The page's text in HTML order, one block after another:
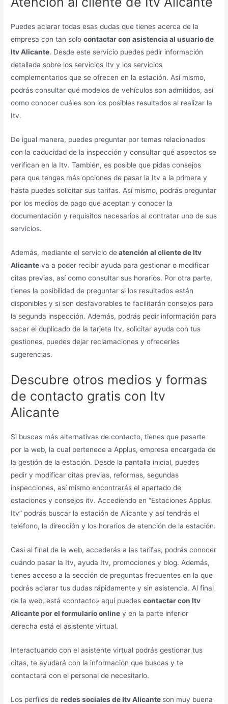
Puedes aclarar todas esas dudas que tienes acerca de la
empresa con tan solocontactar con asistencia al usuario de
Itv Alicante. Desde este servicio puedes pedir información
detallada sobre los servicios Itv y los servicios
complementarios que se ofrecen en la estación. Así mismo,
podrás consultar qué modelos de vehículos son admitidos, así
como conocer cuáles son los posibles resultados al realizar la
Itv.
De igual manera, puedes preguntar por temas relacionados
con la caducidad de la inspección y consultar qué aspectos se
verifican en la Itv. También, es posible que pidas consejos
para que tengas más opciones de pasar la Itv a la primera y
hasta puedes solicitar sus tarifas. Así mismo, podrás preguntar
por los medios de pago que aceptan y conocer la
documentación y requisitos necesarios al contratar uno de sus
servicios.
Además, mediante el servicio deatención al cliente de Itv
Alicante va a poder recibir ayuda para gestionar o modificar
citas previas, así como consultar sus horarios. Por otra parte,
tienes la posibilidad de preguntar si los resultados están
disponibles y si son desfavorables te facilitarán consejos para
la segunda inspección. Además, podrás pedir información para
sacar el duplicado de la tarjeta Itv, solicitar ayuda con tus
gestiones, puedes dejar reclamaciones y ofrecerles
sugerencias.
Descubre otros medios y formas
de contacto gratis con Itv
Alicante
Si buscas más alternativas de contacto, tienes que pasarte
por la web, la cual pertenece a Applus, empresa encargada de
la gestión de la estación. Desde la pantalla inicial, puedes
pedir y modificar citas previas, reformas, segundas
inspecciones, así mismo encontrarás el apartado de
estaciones y consejos itv. Accediendo en “Estaciones Applus
Itv” podrás buscar la estación de Alicante y así tendrás el
teléfono, la dirección y los horarios de atención de la estación.
Casi al final de la web, accederás a las tarifas, podrás conocer
cuándo pasar la Itv, ayuda Itv, promociones y blog. Además,
tienes acceso a la sección de preguntas frecuentes en la que
podrás aclarar tus dudas rápidamente y sin asistencia. Al final
de la web, está «contacto» aquí puedescontactar con Itv
Alicante por el formulario online y en la parte inferior
derecha está el asistente virtual.
Interactuando con el asistente virtual podrás gestionar tus
citas, te ayudará con la información que buscas y te
contactará con el personal de necesitarlo.
Los perfiles deredes sociales de Itv Alicante son muy buena